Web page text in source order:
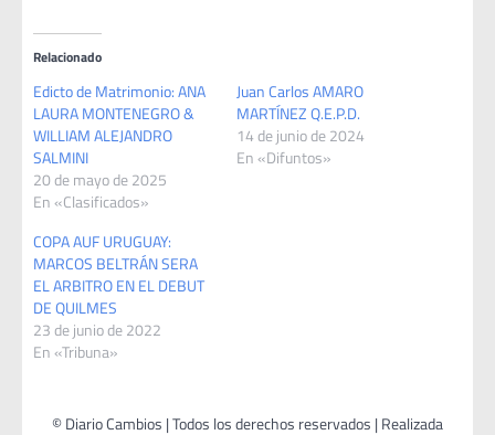
Relacionado
Edicto de Matrimonio: ANA
LAURA MONTENEGRO &
WILLIAM ALEJANDRO
SALMINI
20 de mayo de 2025
En «Clasificados»
Juan Carlos AMARO
MARTÍNEZ Q.E.P.D.
14 de junio de 2024
En «Difuntos»
COPA AUF URUGUAY:
MARCOS BELTRÁN SERA
EL ARBITRO EN EL DEBUT
DE QUILMES
23 de junio de 2022
En «Tribuna»